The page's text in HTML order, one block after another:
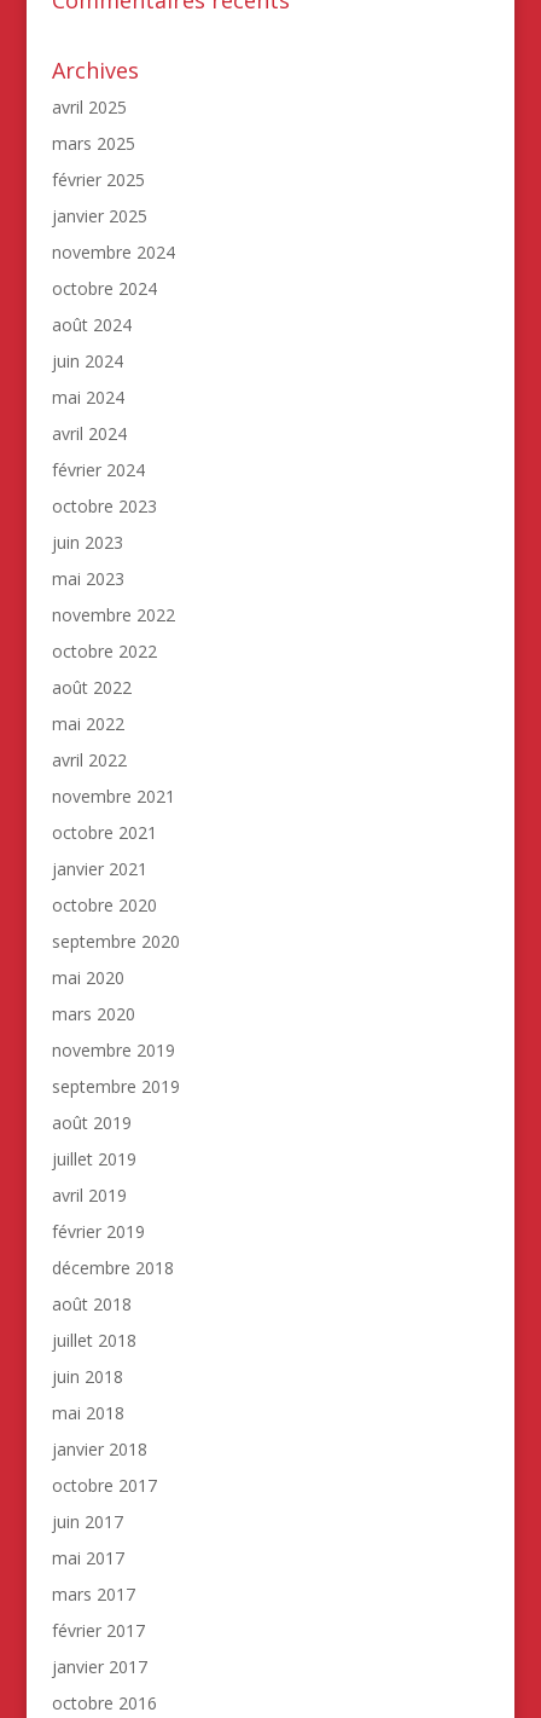
Archives
avril 2025
mars 2025
février 2025
janvier 2025
novembre 2024
octobre 2024
août 2024
juin 2024
mai 2024
avril 2024
février 2024
octobre 2023
juin 2023
mai 2023
novembre 2022
octobre 2022
août 2022
mai 2022
avril 2022
novembre 2021
octobre 2021
janvier 2021
octobre 2020
septembre 2020
mai 2020
mars 2020
novembre 2019
septembre 2019
août 2019
juillet 2019
avril 2019
février 2019
décembre 2018
août 2018
juillet 2018
juin 2018
mai 2018
janvier 2018
octobre 2017
juin 2017
mai 2017
mars 2017
février 2017
janvier 2017
octobre 2016